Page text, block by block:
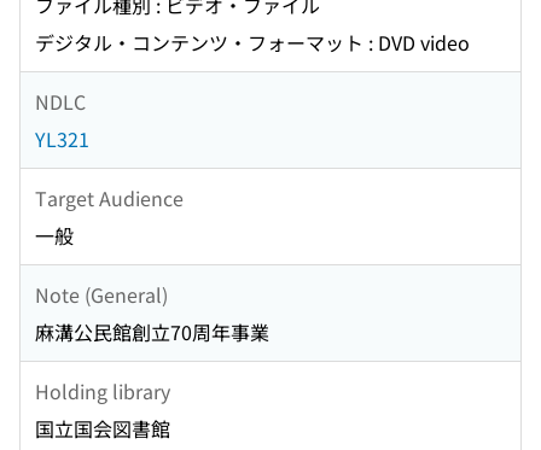
デジタル・コンテンツ・フォーマット : DVD video
NDLC
YL321
Target Audience
一般
Note (General)
麻溝公民館創立70周年事業
Holding library
国立国会図書館